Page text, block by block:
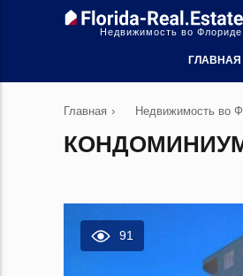
Недвижимость во Флориде
ГЛАВНАЯ
Главная › Недвижимость во
91